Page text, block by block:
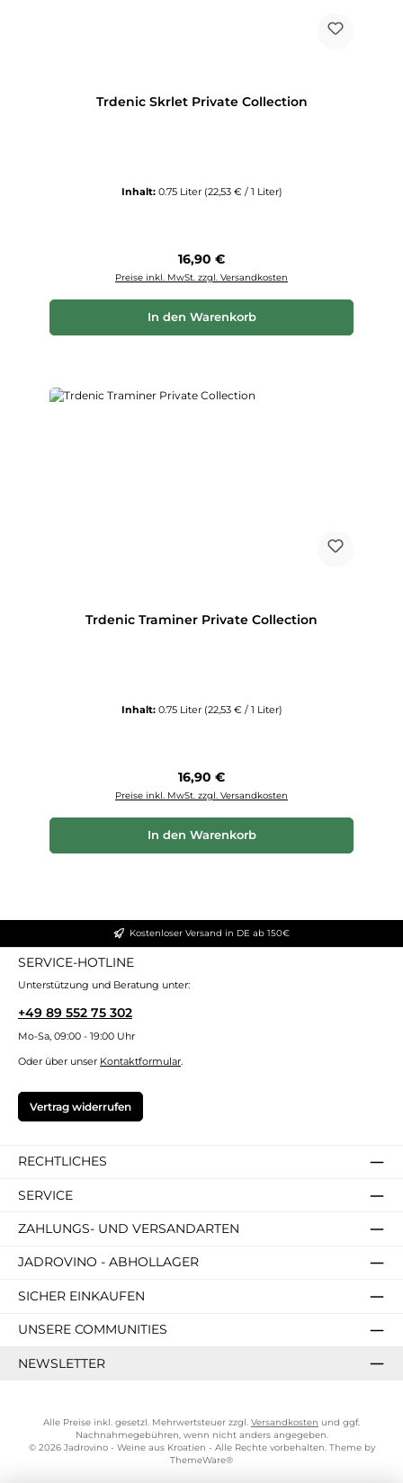
Trdenic Skrlet Private Collection
Inhalt: 0.75 Liter (22,53 € / 1 Liter)
Regulärer Preis:
16,90 €
Preise inkl. MwSt. zzgl. Versandkosten
In den Warenkorb
Trdenic Traminer Private Collection
Inhalt: 0.75 Liter (22,53 € / 1 Liter)
Regulärer Preis:
16,90 €
Preise inkl. MwSt. zzgl. Versandkosten
In den Warenkorb
Kostenloser Versand in DE ab 150€
SERVICE-HOTLINE
Unterstützung und Beratung unter:
+49 89 552 75 302
Mo-Sa, 09:00 - 19:00 Uhr
Oder über unser Kontaktformular.
Vertrag widerrufen
RECHTLICHES
SERVICE
ZAHLUNGS- UND VERSANDARTEN
JADROVINO - ABHOLLAGER
SICHER EINKAUFEN
UNSERE COMMUNITIES
NEWSLETTER
Alle Preise inkl. gesetzl. Mehrwertsteuer zzgl. Versandkosten und ggf.
Nachnahmegebühren, wenn nicht anders angegeben.
© 2026 Jadrovino - Weine aus Kroatien - Alle Rechte vorbehalten. Theme by
ThemeWare®